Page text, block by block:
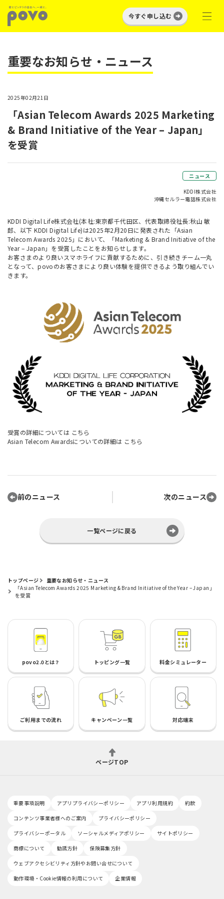
今すぐ申し込む
重要なお知らせ・ニュース
2025年02月21日
「Asian Telecom Awards 2025 Marketing
& Brand Initiative of the Year – Japan」
を受賞
ニュース
KDDI株式会社
沖縄セルラー電話株式会社
KDDI Digital Life株式会社(本社:東京都千代田区、代表取締役社長:秋山 敏
郎、以下 KDDI Digital Life)は2025年2月20日に発表された「Asian
Telecom Awards 2025」において、「Marketing & Brand Initiative of the
Year – Japan」を受賞したことをお知らせします。
お客さまのより良いスマホライフに貢献するために、引き続きチーム一丸
となって、povoのお客さまにより良い体験を提供できるよう取り組んでい
きます。
受賞の詳細については こちら
Asian Telecom Awardsについての詳細は こちら
前のニュース 次のニュース
一覧ページに戻る
トップページ
重要なお知らせ・ニュース
「Asian Telecom Awards 2025 Marketing & Brand Initiative of the Year – Japan」
を受賞
povo2.0とは？ トッピング一覧 料金シミュレーター
ご利用までの流れ キャンペーン一覧 対応端末
ページTOP
重要事項説明 アプリプライバシーポリシー アプリ利用規約
約款
コンテンツ事業者様へのご案内
プライバシーポリシー
プライバシーポータル
ソーシャルメディアポリシー
サイトポリシー
商標について
勧誘方針
保険募集方針
ウェブアクセシビリティ方針やお問い合せについて
動作環境・Cookie情報の利用について
企業情報